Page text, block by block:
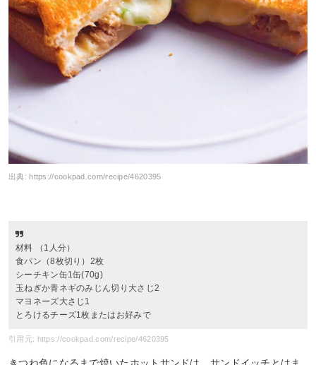
出典:https://cookpad.com/recipe/4620395
材料 （1人分）
食パン（8枚切り）2枚
シーチキン缶1缶(70g)
玉ねぎか青ネギのみじん切り大さじ2
マヨネーズ大さじ1
とろけるチーズ1枚またはお好みで
引用元: https://cookpad.com/recipe/4620395